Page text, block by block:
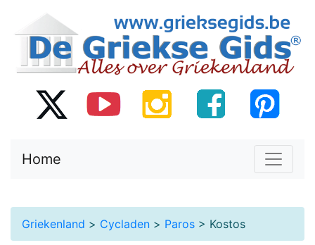
Home
Griekenland > Cycladen > Paros > Kostos